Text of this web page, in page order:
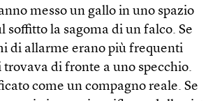
messo un gallo in uno spazio
soffitto la sagoma di un falco. Se
di allarme erano più frequenti
trovava di fronte a uno specchio.
come un compagno reale. Se